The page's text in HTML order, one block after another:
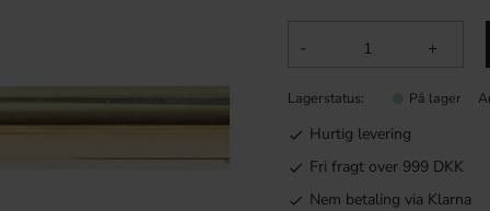
+
-
Lagerstatus På lager
Hurtig levering
Fri fragt over 999 DKK
Nem betaling via Klarna